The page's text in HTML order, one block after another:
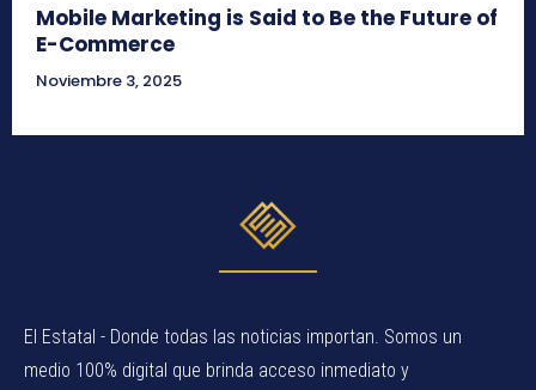
Mobile Marketing is Said to Be the Future of
E-Commerce
Noviembre 3, 2025
El Estatal - Donde todas las noticias importan. Somos un
medio 100% digital que brinda acceso inmediato y